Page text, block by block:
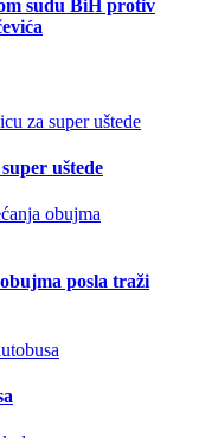
sudu BiH protiv
uštede
posla traži